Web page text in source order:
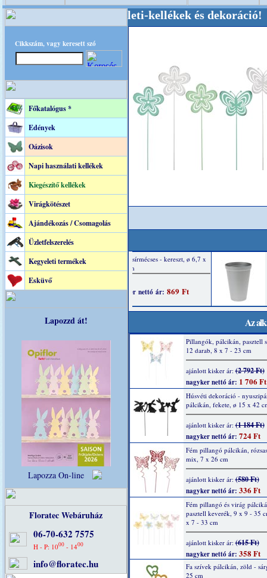
Cikkszám, vagy keresett szó
Főkatalógus *
Edények
Oázisok
Napi használati kellékek
Kiegészítő kellékek
Virágkötészet
Ajándékozás / Csomagolás
Üzletfelszerelés
Kegyeleti termékek
Esküvő
Lapozzd át!
Lapozza On-line
Floratec Webáruház
06-70-632 7575
H - P: 1000 - 1400
info@floratec.hu
, Kegyeleti-kellékek és dekoráció!
Az
Pillangók, pálcikán, pasztell
12 darab, 8 x 7 - 23 cm
ajánlott kisker ár:(2 792 Ft)
nagyker nettó ár: 1 706 Ft
Húsvéti dekoráció -
pálcikán, fekete, ø 15 x 42
ajánlott kisker ár:(1 184 Ft)
nagyker nettó ár: 724 Ft
Fém pillangó pálcikán,
mix, 7 x 26 cm
ajánlott kisker ár:(580 Ft)
nagyker nettó ár: 336 Ft
Fém pillangó és virág
pasztell keverék, 9 x 9 - 35
x 7 - 33 cm
ajánlott kisker ár:(615 Ft)
nagyker nettó ár: 358 Ft
Fa szívek pálcikán, zöld -
25 cm